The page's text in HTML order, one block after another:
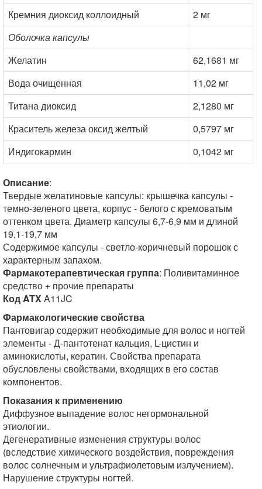
Кремния диоксид коллоидный
2 мг
Оболочка капсулы
Желатин
62,1681 мг
Вода очищенная
11,02 мг
Титана диоксид
2,1280 мг
Краситель железа оксид желтый
0,5797 мг
Индигокармин
0,1042 мг
Описание:
Твердые желатиновые капсулы: крышечка капсулы -
темно-зеленого цвета, корпус - белого с кремоватым
оттенком цвета. Диаметр капсулы 6,7-6,9 мм и длиной
19,1-19,7 мм
Содержимое капсулы - светло-коричневый порошок с
характерным запахом.
Фармакотерапевтическая группа: Поливитаминное
средство + прочие препараты
Код ATXA11JC
Фармакологические свойства
Пантовигар содержит необходимые для волос и ногтей
элементы - Д-пантотенат кальция, L-цистин и
аминокислоты, кератин. Свойства препарата
обусловлены свойствами, входящих в его состав
компонентов.
Показания к применению
Диффузное выпадение волос негормональной
этиологии.
Дегенеративные изменения структуры волос
(вследствие химического воздействия, повреждения
волос солнечным и ультрафиолетовым излучением).
Нарушение структуры ногтей.